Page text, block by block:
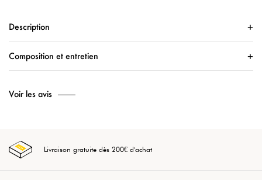
Description
Composition et entretien
Voir les avis
Livraison gratuite dès 200€ d'achat